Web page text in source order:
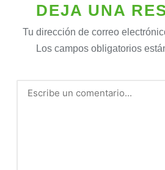
DEJA UNA
Tu dirección de correo
Los campos obligatorios